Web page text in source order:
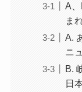
A
ま
A.
ニ
B.
日